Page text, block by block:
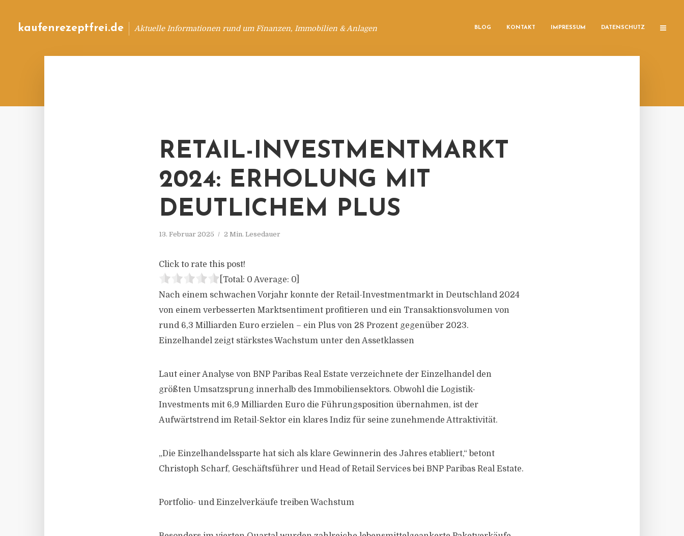
kaufenrezeptfrei.de Aktuelle Informationen rund um Finanzen, Immobilien & Anlagen BLOG KONTAKT IMPRESSUM DATENSCHUTZ
RETAIL-INVESTMENTMARKT
2024: ERHOLUNG MIT
DEUTLICHEM PLUS
13. Februar 2025 2 Min. Lesedauer
Click to rate this post!
[Total: 0 Average: 0
Nach einem schwachen Vorjahr konnte der Retail-Investmentmarkt in Deutschland 2024
von einem verbesserten Marktsentiment profitieren und ein Transaktionsvolumen von
rund 6,3 Milliarden Euro erzielen – ein Plus von 28 Prozent gegenüber 2023.
Einzelhandel zeigt stärkstes Wachstum unter den Assetklassen
Laut einer Analyse von BNP Paribas Real Estate verzeichnete der Einzelhandel den
größten Umsatzsprung innerhalb des Immobiliensektors. Obwohl die Logistik-
Investments mit 6,9 Milliarden Euro die Führungsposition übernahmen, ist der
Aufwärtstrend im Retail-Sektor ein klares Indiz für seine zunehmende Attraktivität.
„Die Einzelhandelssparte hat sich als klare Gewinnerin des Jahres etabliert,“ betont
Christoph Scharf, Geschäftsführer und Head of Retail Services bei BNP Paribas Real Estate.
Portfolio- und Einzelverkäufe treiben Wachstum